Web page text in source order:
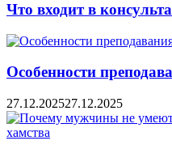
Что входит в
Особенности
27.12.202527.12.2025